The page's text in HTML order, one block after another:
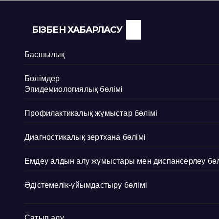
БІЗБЕН ХАБАРЛАСУ
Басшылық
Бөлімдер
Эпидемиологиялық бөлімі
Профилактикалық жұмыстар бөлімі
Диагностикалық зертхана бөлімі
Емдеу алдын алу жұмыстары мен диспансерлеу
Әдістемелік-ұйымдастыру бөлімі